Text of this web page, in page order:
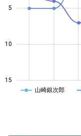
15
10
5
山崎銀次郎